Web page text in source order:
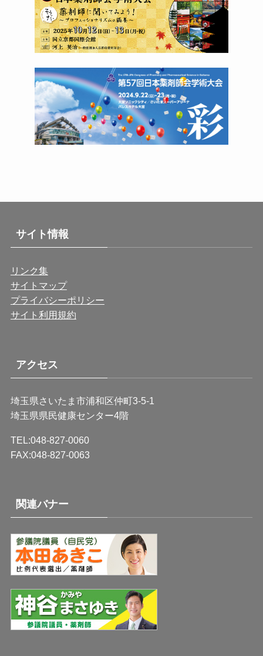
サイト情報
リンク集
サイトマップ
プライバシーポリシー
サイト利用規約
アクセス
埼玉県さいたま市浦和区仲町3-5-1
埼玉県県民健康センター4階
TEL:048-827-0060
FAX:048-827-0063
関連バナー